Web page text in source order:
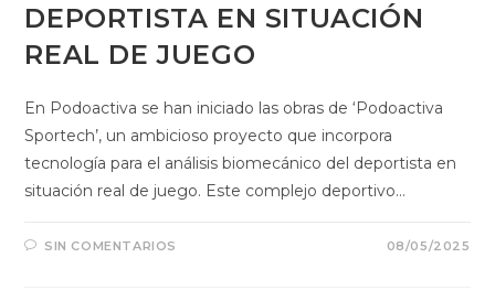
DEPORTISTA EN SITUACIÓN
REAL DE JUEGO
En Podoactiva se han iniciado las obras de ‘Podoactiva
Sportech’, un ambicioso proyecto que incorpora
tecnología para el análisis biomecánico del deportista en
situación real de juego. Este complejo deportivo…
SIN COMENTARIOS 08/05/2025